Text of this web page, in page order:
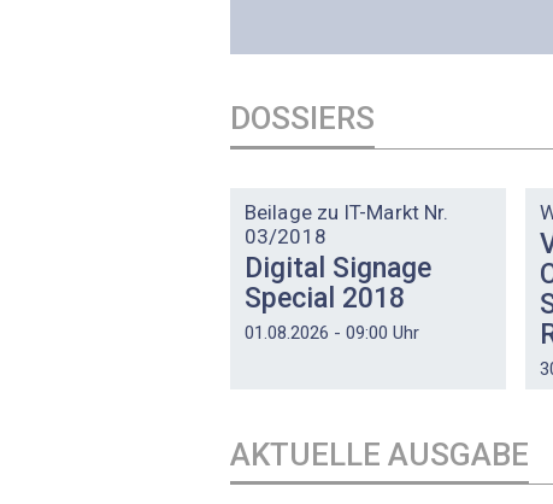
DOSSIERS
Beilage zu IT-Markt Nr.
03/2018
Digital Signage
Special 2018
01.08.2026 - 09:00 Uhr
AKTUELLE AUSGABE